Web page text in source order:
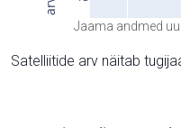
Jaama andmed
Satelliitide arv näitab